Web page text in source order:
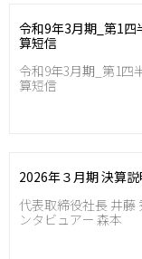
令和9年3月期_第1四
算短信
令和9年3月期_第1四
算短信
2026年３月期 決算
代表取締役社長 井藤
ンタビュアー 森本